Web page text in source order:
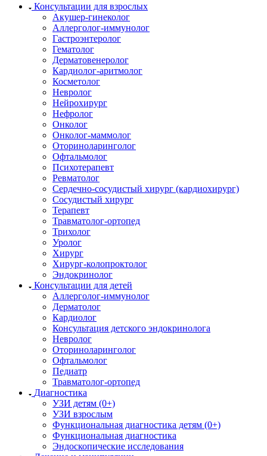
Консультации для взрослых
Акушер-гинеколог
Аллерголог-иммунолог
Гастроэнтеролог
Гематолог
Дерматовенеролог
Кардиолог-аритмолог
Косметолог
Невролог
Нейрохирург
Нефролог
Онколог
Онколог-маммолог
Оториноларинголог
Офтальмолог
Психотерапевт
Ревматолог
Сердечно-сосудистый хирург (кардиохирург)
Сосудистый хирург
Терапевт
Травматолог-ортопед
Трихолог
Уролог
Хирург
Хирург-колопроктолог
Эндокринолог
Консультации для детей
Аллерголог-иммунолог
Дерматолог
Кардиолог
Консультация детского эндокринолога
Невролог
Оториноларинголог
Офтальмолог
Педиатр
Травматолог-ортопед
Диагностика
УЗИ детям (0+)
УЗИ взрослым
Функциональная диагностика детям (0+)
Функциональная диагностика
Эндоскопические исследования